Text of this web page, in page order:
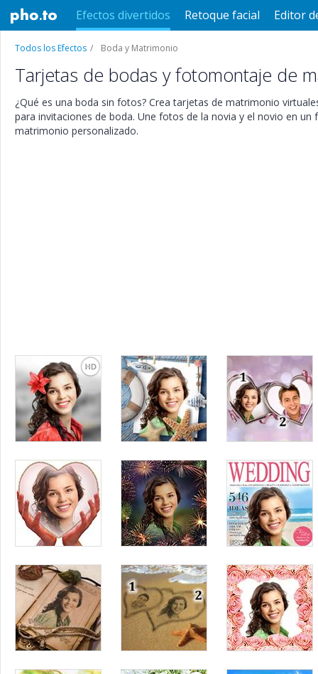
Efectos divertidos Retoque facial Editor
Todos los Efectos Boda y Matrimonio
Tarjetas de bodas y fotomontaje de
¿Qué es una boda sin fotos? Crea tarjetas de matrimonio
para invitaciones de boda. Une fotos de la novia y el novio en
matrimonio personalizado.